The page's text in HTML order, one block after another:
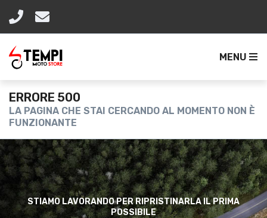
MENU
ERRORE 500
LA PAGINA CHE STAI CERCANDO AL MOMENTO NON È
FUNZIONANTE
STIAMO LAVORANDO PER RIPRISTINARLA IL PRIMA
POSSIBILE